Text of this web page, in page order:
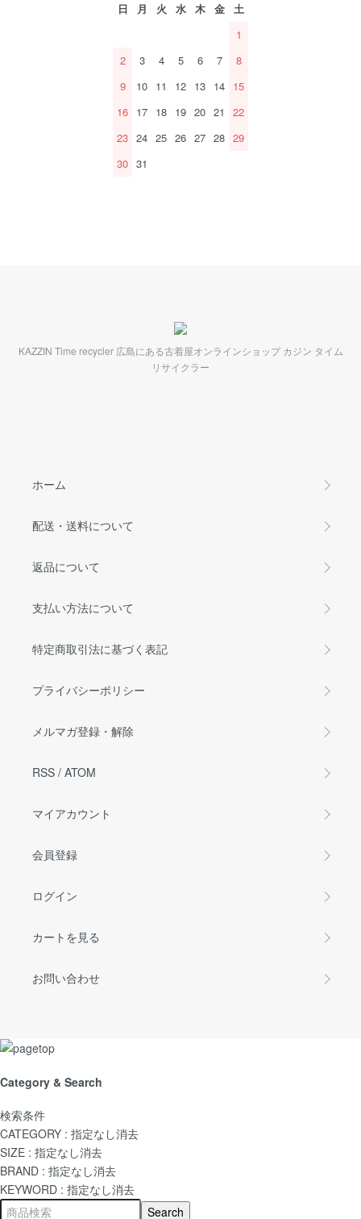
日 月 火 水 木 金
土
1
2
3 4 5 6 7
8
9
10 11 12 13 14 15
16 17 18 19 20 21
22
23 24 25 26 27 28 29
30 31
KAZZIN Time recycler 広島にある古着屋オンラインショップ カジン タイム
リサイクラー
ホーム
配送・送料について
返品について
支払い方法について
特定商取引法に基づく表記
プライバシーポリシー
メルマガ登録・解除
RSS / ATOM
マイアカウント
会員登録
ログイン
カートを見る
お問い合わせ
Category & Search
検索条件
CATEGORY : 指定なし消去
SIZE : 指定なし消去
BRAND : 指定なし消去
KEYWORD : 指定なし消去